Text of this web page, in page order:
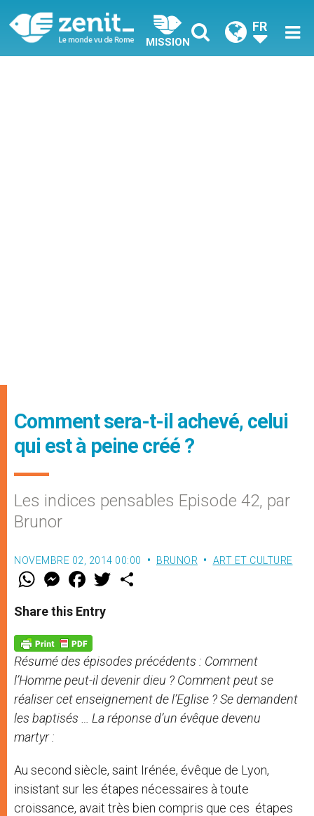
MISSION
FR
Comment sera-t-il achevé, celui
qui est à peine créé ?
Les indices pensables Episode 42, par
Brunor
NOVEMBRE 02, 2014 00:00 BRUNOR ART ET CULTURE
W
t
s
p
p
M
e
s
e
g
e
r
F
a
e
b
o
k
w
Share this Entry
Résumé des épisodes précédents : Comment
l’Homme peut-il devenir dieu ? Comment peut se
réaliser cet enseignement de l’Eglise ? Se demandent
les baptisés … La réponse d’un évêque devenu
martyr :
Au second siècle, saint Irénée, évêque de Lyon,
insistant sur les étapes nécessaires à toute
croissance, avait très bien compris que ces étapes